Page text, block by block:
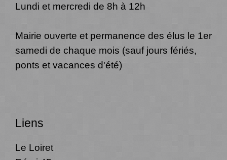
Lundi et mercredi de 8h à 12h
Mairie ouverte et permanence des élus le 1er
samedi de chaque mois (sauf jours fériés,
ponts et vacances d'été)
Liens
Le Loiret